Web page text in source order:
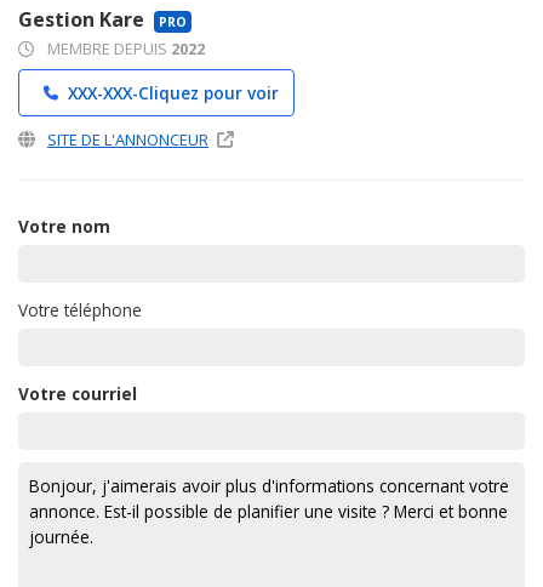
Gestion Kare PRO
MEMBRE DEPUIS 2022
XXX-XXX-Cliquez pour voir
SITE DE L'ANNONCEUR
Votre nom
Votre téléphone
Votre courriel